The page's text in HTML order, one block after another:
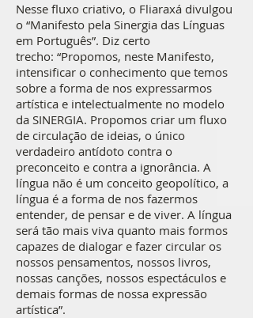
Nesse fluxo criativo, o Fliaraxá divulgou
o “Manifesto pela Sinergia das Línguas
em Português”. Diz certo
trecho: “Propomos, neste Manifesto,
intensificar o conhecimento que temos
sobre a forma de nos expressarmos
artística e intelectualmente no modelo
da SINERGIA. Propomos criar um fluxo
de circulação de ideias, o único
verdadeiro antídoto contra o
preconceito e contra a ignorância. A
língua não é um conceito geopolítico, a
língua é a forma de nos fazermos
entender, de pensar e de viver. A língua
será tão mais viva quanto mais formos
capazes de dialogar e fazer circular os
nossos pensamentos, nossos livros,
nossas canções, nossos espectáculos e
demais formas de nossa expressão
artística”.